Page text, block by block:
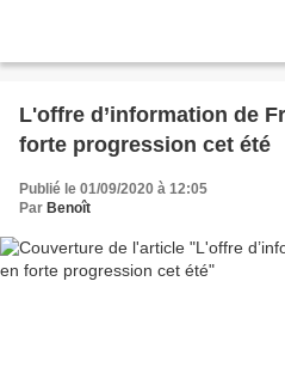
L'offre d’information de
forte progression cet été
Publié le 01/09/2020 à 12:05
Par Benoît